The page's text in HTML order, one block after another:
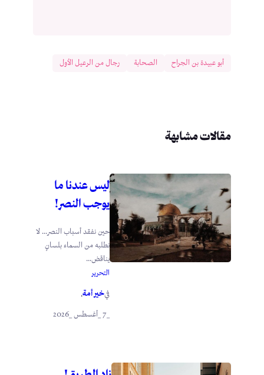
أبو عبيدة بن الجراح الصحابة رجال من الرعيل الأول
مقالات مشابهة
ليس عندنا ما
يوجب النصر!
حين نفقد أسباب النصر… لا
نطلبه من السماء بلسانٍ
يناقض...
التحرير
فيخير أمة.